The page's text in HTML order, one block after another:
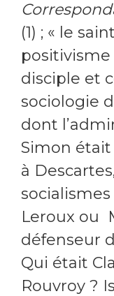
(1) ; « le
positivisme
disciple et
sociologie
dont
Simon
à
Leroux ou
défenseur
Qui était
Rouvroy ?